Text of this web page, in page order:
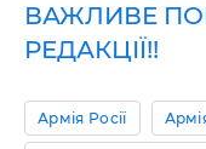
ВАЖЛИВЕ
РЕДАКЦІЇ!!
Армія Росії